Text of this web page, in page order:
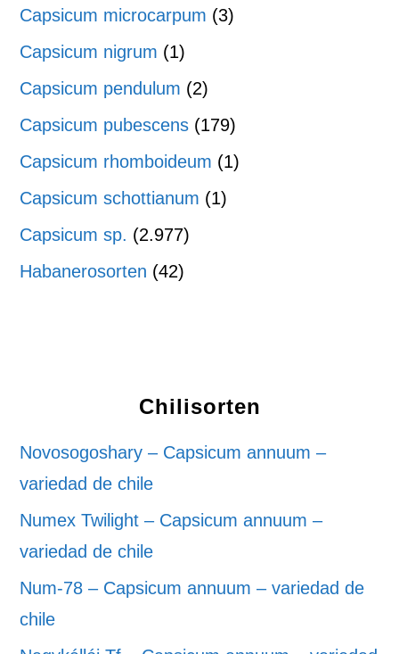
Capsicum microcarpum (3)
Capsicum nigrum (1)
Capsicum pendulum (2)
Capsicum pubescens (179)
Capsicum rhomboideum (1)
Capsicum schottianum (1)
Capsicum sp. (2.977)
Habanerosorten (42)
Chilisorten
Novosogoshary – Capsicum annuum –
variedad de chile
Numex Twilight – Capsicum annuum –
variedad de chile
Num-78 – Capsicum annuum – variedad de
chile